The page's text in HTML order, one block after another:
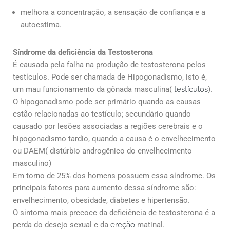
melhora a concentração, a sensação de confiança e a
autoestima.
Síndrome da deficiência da Testosterona
É causada pela falha na produção de testosterona pelos
testículos. Pode ser chamada de Hipogonadismo, isto é,
um mau funcionamento da gônada masculina( testículos).
O hipogonadismo pode ser primário quando as causas
estão relacionadas ao testículo; secundário quando
causado por lesões associadas a regiões cerebrais e o
hipogonadismo tardio, quando a causa é o envelhecimento
ou DAEM( distúrbio androgênico do envelhecimento
masculino)
Em torno de 25% dos homens possuem essa síndrome. Os
principais fatores para aumento dessa síndrome são:
envelhecimento, obesidade, diabetes e hipertensão.
O sintoma mais precoce da deficiência de testosterona é a
perda do desejo sexual e da ereção matinal.